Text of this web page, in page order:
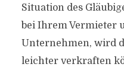
Situation des
bei Ihrem Vermieter
Unternehmen, wird
leichter verkraften